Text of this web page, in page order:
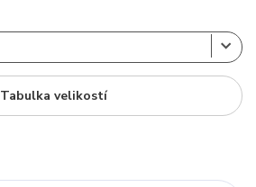
Tabulka velikostí